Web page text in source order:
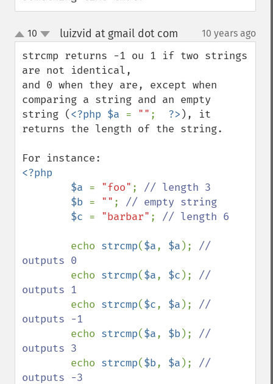
up
down
10 luizvid at gmail dot com 10 years ago
strcmp returns -1 ou 1 if two strings
are not identical,
and 0 when they are, except when
comparing a string and an empty
string (<?php $a = "" ; ?> ), it
returns the length of the string.
<?php
        $a
= "foo" ; // length 3
$b = "" ; // empty string
$c = "barbar" ; // length 6
echo strcmp($a, $a ); //
outputs 0
echo strcmp($a, $c ); //
outputs 1
echo strcmp($c, $a ); //
outputs -1
echo strcmp($a, $b); //
outputs 3
echo strcmp($b, $a ); //
outputs -3